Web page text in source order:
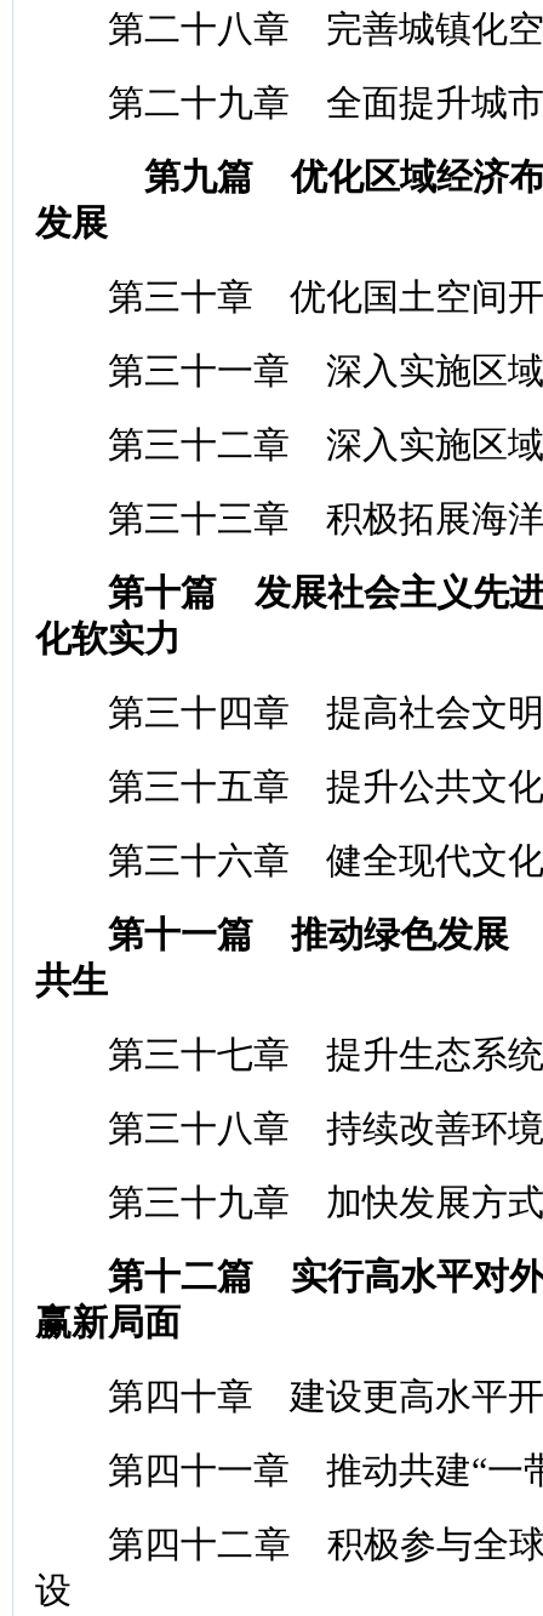
第二十八章 完善城镇化空
第二十九章 全面提升城市
第九篇 优化区域经济
发展
第三十章 优化国土空间开
第三十一章 深入实施区域
第三十二章 深入实施区域
第三十三章 积极拓展海洋
第十篇 发展社会主义先
化软实力
第三十四章 提高社会文明
第三十五章 提升公共文化
第三十六章 健全现代文化
第十一篇 推动绿色发展
共生
第三十七章 提升生态系统
第三十八章 持续改善环境
第三十九章 加快发展方式
第十二篇 实行高水平对
赢新局面
第四十章 建设更高水平开
第四十一章 推动共建“一带
第四十二章 积极参与全球
设